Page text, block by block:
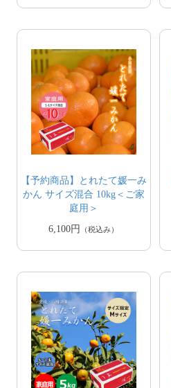
【予約商品】とれたて媛一み
かん サイズ混合 10kg＜ご家
庭用＞
6,100円
（税込み）